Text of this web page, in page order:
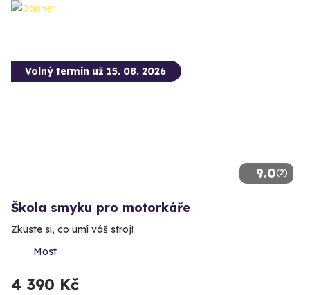
9.0(2)
Volný termín už 15. 08. 2026
Škola smyku pro motorkáře
Zkuste si, co umí váš stroj!
Most
4 390 Kč